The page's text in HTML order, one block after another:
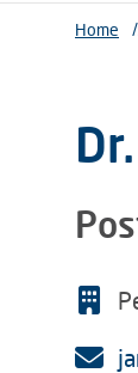
Home